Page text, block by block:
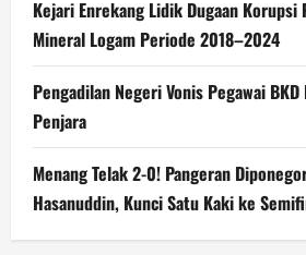
Kejari Enrekang Lidik Dugaan Korupsi
Mineral Logam Periode 2018–2024
Pengadilan Negeri Vonis Pegawai BKD
Penjara
Menang Telak 2-0! Pangeran
Hasanuddin, Kunci Satu Kaki ke